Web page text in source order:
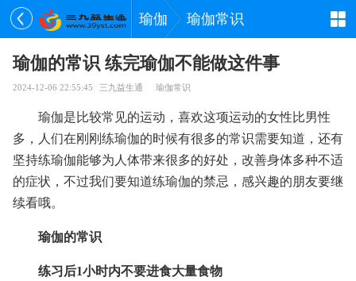
瑜伽 瑜伽常识
瑜伽的常识 练完瑜伽不能做这件事
2024-12-06 22:55:45 三九益生通 瑜伽常识
瑜伽是比较常见的运动，喜欢这项运动的女性比男性
多，人们在刚刚练瑜伽的时候有很多的常识需要知道，还有
坚持练瑜伽能够为人体带来很多的好处，改善身体多种不适
的症状，不过我们要知道练瑜伽的禁忌，感兴趣的朋友要继
续看哦。
瑜伽的常识
练习后1小时内不要进食大量食物